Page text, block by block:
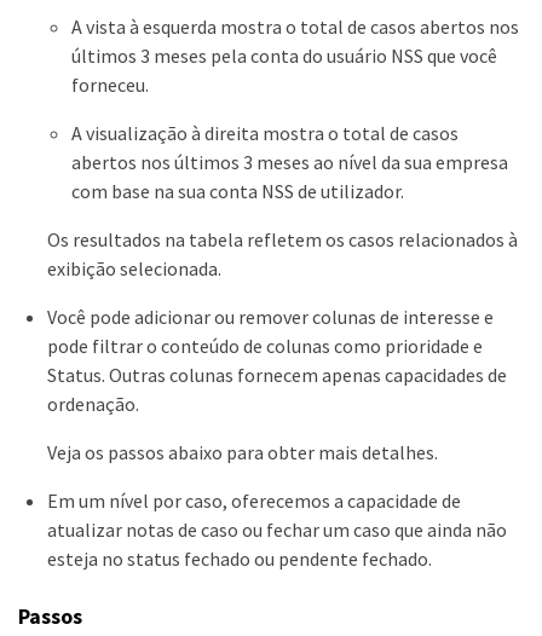
A vista à esquerda mostra o total de casos abertos nos
últimos 3 meses pela conta do usuário NSS que você
forneceu.
A visualização à direita mostra o total de casos
abertos nos últimos 3 meses ao nível da sua empresa
com base na sua conta NSS de utilizador.
Os resultados na tabela refletem os casos relacionados à
exibição selecionada.
Você pode adicionar ou remover colunas de interesse e
pode filtrar o conteúdo de colunas como prioridade e
Status. Outras colunas fornecem apenas capacidades de
ordenação.
Veja os passos abaixo para obter mais detalhes.
Em um nível por caso, oferecemos a capacidade de
atualizar notas de caso ou fechar um caso que ainda não
esteja no status fechado ou pendente fechado.
Passos